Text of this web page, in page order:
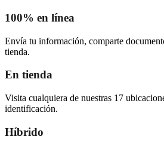
100% en línea
Envía tu información, comparte
tienda.
En tienda
Visita cualquiera de nuestras 17
identificación.
Híbrido